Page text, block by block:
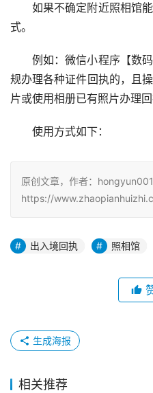
如果不确定附近照相馆
式。
例如：微信小程序【数
规办理各种证件回执的，且
片或使用相册已有照片办理回
使用方式如下：
原创文章，作者：
https://
出入境回执 照相馆
生成海报
相关推荐